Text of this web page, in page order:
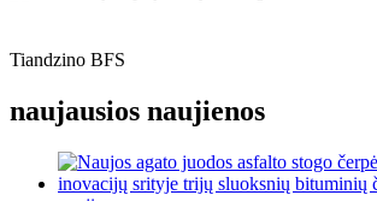
Tiandzino BFS
naujausios naujienos